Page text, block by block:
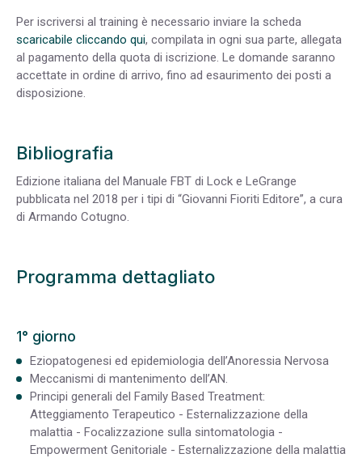
Per iscriversi al training è necessario inviare la scheda
scaricabile cliccando qui, compilata in ogni sua parte, allegata
al pagamento della quota di iscrizione. Le domande saranno
accettate in ordine di arrivo, fino ad esaurimento dei posti a
disposizione.
Bibliografia
Edizione italiana del Manuale FBT di Lock e LeGrange
pubblicata nel 2018 per i tipi di “Giovanni Fioriti Editore”, a cura
di Armando Cotugno.
Programma dettagliato
1° giorno
Eziopatogenesi ed epidemiologia dell’Anoressia Nervosa
Meccanismi di mantenimento dell’AN.
Principi generali del Family Based Treatment:
Atteggiamento Terapeutico - Esternalizzazione della
malattia - Focalizzazione sulla sintomatologia -
Empowerment Genitoriale - Esternalizzazione della malattia